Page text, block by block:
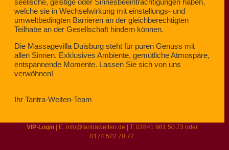
welche sie in Wechselwirkung mit einstellungs- und
umweltbedingten Barrieren an der gleichberechtigten
Teilhabe an der Gesellschaft hindern können.
Die Massagevilla Duisburg steht für puren Genuss mit
allen Sinnen. Exklusives Ambiente, gemütliche Atmospäre,
entspannende Momente. Lassen Sie sich von uns
verwöhnen!
Ihr Tantra-Welten-Team
VIP-Login| E: info@tantrawelten.de | T: 02841 981 50 73 oder
0174 522 70 72